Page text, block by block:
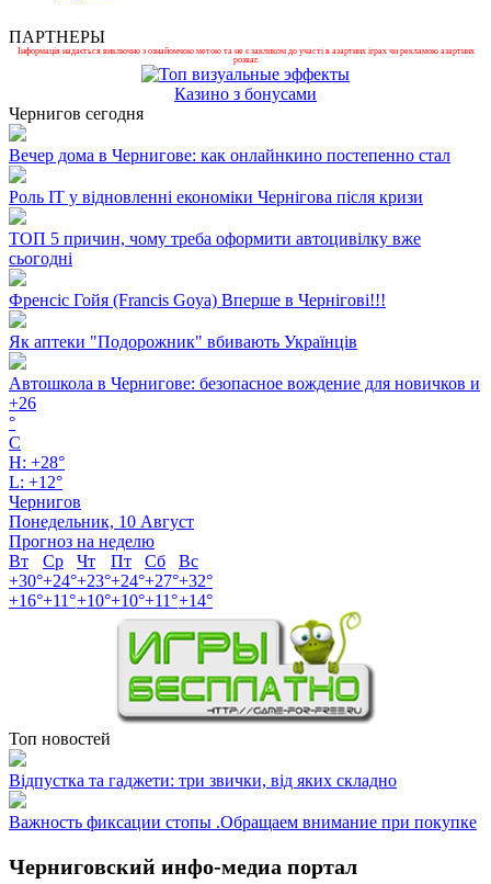
ПАРТНЕРЫ
Інформація надається виключно з ознайомчою метою та не є закликом до участі в азартних іграх чи рекламою азартних
розваг.
Казино з бонусами
Чернигов сегодня
Вечер дома в Чернигове: как онлайнкино постепенно стал
Роль ІТ у відновленні економіки Чернігова після кризи
ТОП 5 причин, чому треба оформити автоцивілку вже
сьогодні
Френсіс Гойя (Francis Goya) Вперше в Чернігові!!!
Як аптеки "Подорожник" вбивають Українців
Автошкола в Чернигове: безопасное вождение для новичков и
+26
°
C
H: +28°
L: +12°
Чернигов
Понедельник, 10 Август
Прогноз на неделю
Вт
Ср Чт Пт Сб
Вс
+30°+24°+23°+24°+27°+32°
+16°+11°+10°+10°+11°+14°
Топ новостей
Відпустка та гаджети: три звички, від яких складно
Важность фиксации стопы .Обращаем внимание при покупке
Черниговский инфо-медиа портал